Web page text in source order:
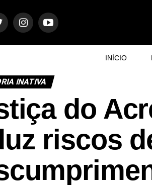
INÍCIO
INATIVA
do
riscos